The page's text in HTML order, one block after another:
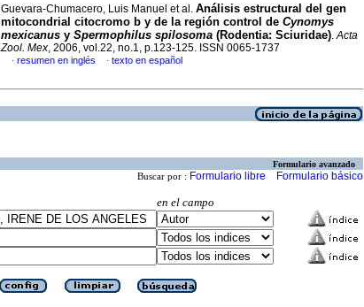
Guevara-Chumacero, Luis Manuel et al. Análisis estructural del gen
mitocondrial citocromo b y de la región control de Cynomys
mexicanus y Spermophilus spilosoma (Rodentia: Sciuridae).Acta
Zool. Mex, 2006, vol.22, no.1, p.123-125. ISSN 0065-1737
· resumen en inglés · texto en español
Formulario avanzado
Buscar por : Formulario libre Formulario básico
en el campo